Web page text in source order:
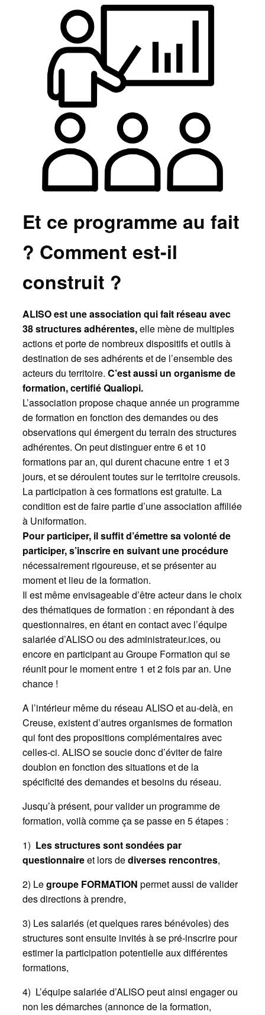
Et ce programme au fait
? Comment est-il
construit ?
ALISO est une association qui fait réseau avec
38 structures adhérentes,elle mène de multiples
actions et porte de nombreux dispositifs et outils à
destination de ses adhérents et de l’ensemble des
acteurs du territoire.C’est aussi un organisme de
formation, certifié Qualiopi.
L’association propose chaque année un programme
de formation en fonction des demandes ou des
observations qui émergent du terrain des structures
adhérentes. On peut distinguer entre 6 et 10
formations par an, qui durent chacune entre 1 et 3
jours, et se déroulent toutes sur le territoire creusois.
La participation à ces formations est gratuite. La
condition est de faire partie d’une association affiliée
à Uniformation.
Pour participer, il suffit d’émettre sa volonté de
participer, s’inscrire en suivant une procédure
nécessairement rigoureuse, et se présenter au
moment et lieu de la formation.
Il est même envisageable d’être acteur dans le choix
des thématiques de formation : en répondant à des
questionnaires, en étant en contact avec l’équipe
salariée d’ALISO ou des administrateur.ices, ou
encore en participant au Groupe Formation qui se
réunit pour le moment entre 1 et 2 fois par an. Une
chance !
A l’intérieur même du réseau ALISO et au-delà, en
Creuse, existent d’autres organismes de formation
qui font des propositions complémentaires avec
celles-ci. ALISO se soucie donc d’éviter de faire
doublon en fonction des situations et de la
spécificité des demandes et besoins du réseau.
Jusqu’à présent, pour valider un programme de
formation, voilà comme ça se passe en 5 étapes :
1) Les structures sont sondées par
questionnaireet lors dediverses rencontres,
2) Legroupe FORMATION permet aussi de valider
des directions à prendre,
3) Les salariés (et quelques rares bénévoles) des
structures sont ensuite invités à se pré-inscrire pour
estimer la participation potentielle aux différentes
formations,
4) L’équipe salariée d’ALISO peut ainsi engager ou
non les démarches (annonce de la formation,